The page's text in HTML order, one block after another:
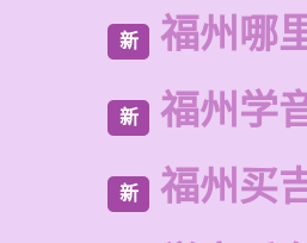
新 福州哪
新 福州学
新 福州买